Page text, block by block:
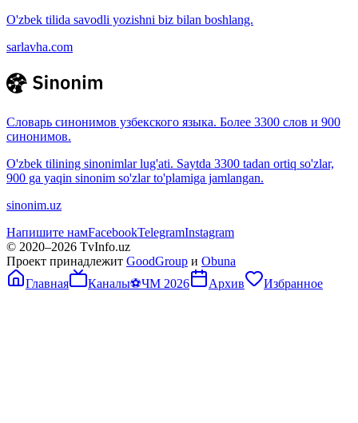
O'zbek tilida savodli yozishni biz bilan boshlang.
sarlavha.com
Словарь синонимов узбекского языка. Более 3300 слов и 900
синонимов.
O'zbek tilining sinonimlar lug'ati. Saytda 3300 tadan ortiq so'zlar,
900 ga yaqin sinonim so'zlar to'plamiga jamlangan.
sinonim.uz
Напишите намFacebookTelegramInstagram
© 2020–2026 TvInfo.uz
Проект принадлежит GoodGroup и Obuna
Главная
Каналы⚽ЧМ 2026 Архив Избранное